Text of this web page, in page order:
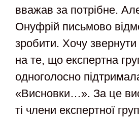
вважав за потрібне.
Онуфрій письмово
зробити. Хочу
на те, що експертна
одноголосно
«Висновки…». За це
ті члени експертної